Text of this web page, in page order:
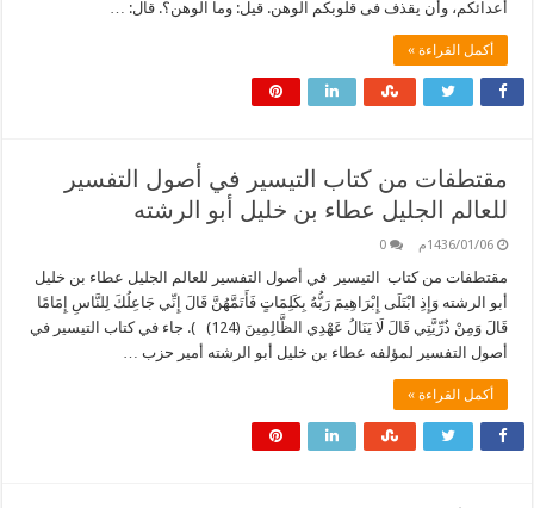
أعدائكم، وأن يقذف فى قلوبكم الوهن. قيل: وما الوهن؟. قال: …
أكمل القراءة »
مقتطفات من كتاب التيسير في أصول التفسير
للعالم الجليل عطاء بن خليل أبو الرشته
1436/01/06م 0
مقتطفات من كتاب التيسير في أصول التفسير للعالم الجليل عطاء بن خليل
أبو الرشته وَإِذِ ابْتَلَى إِبْرَاهِيمَ رَبُّهُ بِكَلِمَاتٍ فَأَتَمَّهُنَّ قَالَ إِنِّي جَاعِلُكَ لِلنَّاسِ إِمَامًا
قَالَ وَمِنْ ذُرِّيَّتِي قَالَ لَا يَنَالُ عَهْدِي الظَّالِمِينَ (124) ). جاء في كتاب التيسير في
أصول التفسير لمؤلفه عطاء بن خليل أبو الرشته أمير حزب …
أكمل القراءة »